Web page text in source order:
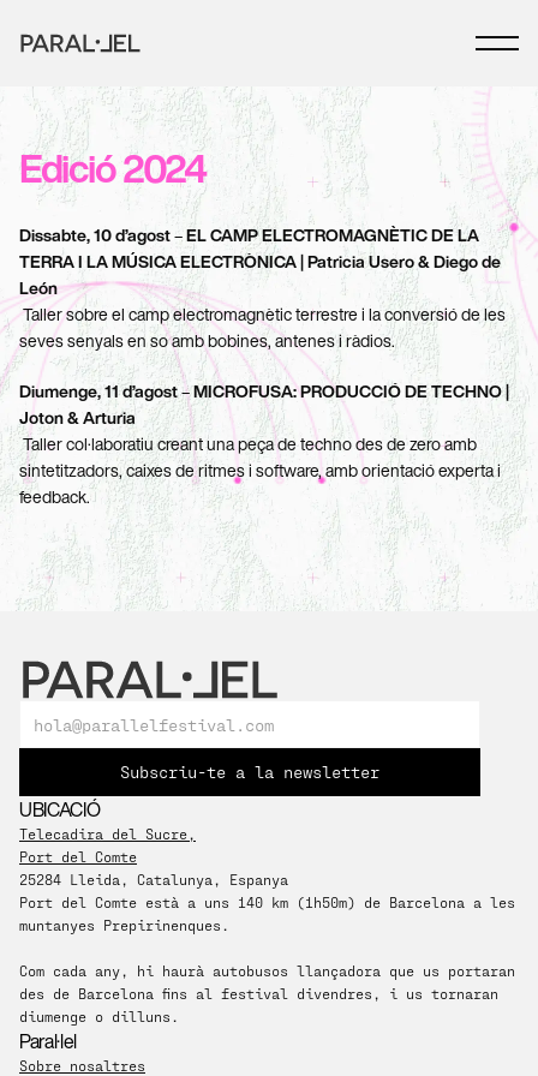
Edició 2024
Dissabte, 10 d’agost – EL CAMP ELECTROMAGNÈTIC DE LA
TERRA I LA MÚSICA ELECTRÒNICA | Patricia Usero & Diego de
León
Taller sobre el camp electromagnètic terrestre i la conversió de les
seves senyals en so amb bobines, antenes i ràdios.
Diumenge, 11 d’agost – MICROFUSA: PRODUCCIÓ DE TECHNO |
Joton & Arturia
Taller col·laboratiu creant una peça de techno des de zero amb
sintetitzadors, caixes de ritmes i software, amb orientació experta i
feedback.
Subscriu-te a la newsletter
UBICACIÓ
Telecadira del Sucre,
Port del Comte
25284 Lleida, Catalunya, Espanya
​Port del Comte està a uns 140 km (1h50m) de Barcelona a les
muntanyes Prepirinenques.
Com cada any, hi haurà autobusos llançadora que us portaran
des de Barcelona fins al festival divendres, i us tornaran
diumenge o dilluns.
Paral·lel
Sobre nosaltres